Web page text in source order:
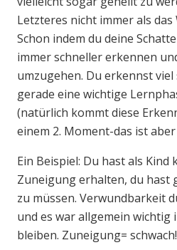
Letzteres nicht immer als
Schon indem du deine
immer schneller erkennen
umzugehen. Du erkennst viel
gerade eine wichtige
(natürlich kommt diese
einem 2. Moment-das ist
Ein Beispiel: Du hast als Kind
Zuneigung erhalten, du hast
zu müssen. Verwundbarkeit
und es war allgemein wichtig
bleiben. Zuneigung= schwach!